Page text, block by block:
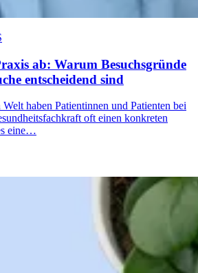
ab: Warum Besuchsgründe
entscheidend sind
haben Patientinnen und Patienten bei
oft einen konkreten
eine…